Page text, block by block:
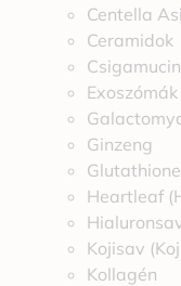
Centella
Ceramidok
Csigamucin
Exoszómák
Ginzeng
Glutathione
Heartleaf
Kojisav
Kollagén